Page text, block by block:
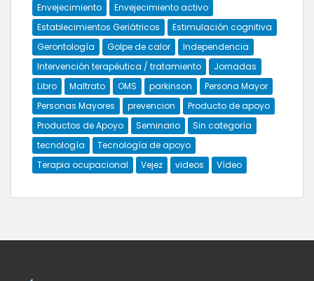
Envejecimiento
Envejecimiento activo
Establecimientos Geriátricos
Estimulación cognitiva
Gerontología
Golpe de calor
Independencia
Intervención terapéutica / tratamiento
Jornadas
Libro
Maltrato OMS parkinson
Persona Mayor
Personas Mayores
prevencion
Producto de apoyo
Productos de Apoyo
Seminario
Sin categoría
tecnología
Tecnología de apoyo
Terapia ocupacional
Vejez videos Vídeo